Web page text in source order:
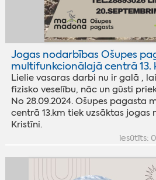
Jogas nodarbības Ošupes
multifunkcionālajā centrā 13.
Lielie vasaras darbi nu ir galā ,
fizisko veselību, nāc un gūsti
No 28.09.2024. Ošupes pagasta
centrā 13.km tiek uzsāktas
Kristīni.
iesūtīts: